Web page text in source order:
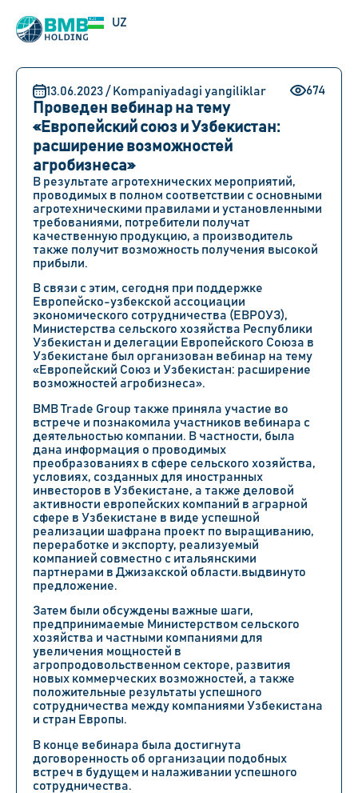
UZ
RU
13.06.2023 / Kompaniyadagi yangiliklar 674
Проведен вебинар на тему
«Европейский союз и Узбекистан:
расширение возможностей
агробизнеса»
В результате агротехнических мероприятий,
проводимых в полном соответствии с основными
агротехническими правилами и установленными
требованиями, потребители получат
качественную продукцию, а производитель
также получит возможность получения высокой
прибыли.
В связи с этим, сегодня при поддержке
Европейско-узбекской ассоциации
экономического сотрудничества (ЕВРОУЗ),
Министерства сельского хозяйства Республики
Узбекистан и делегации Европейского Союза в
Узбекистане был организован вебинар на тему
«Европейский Союз и Узбекистан: расширение
возможностей агробизнеса».
BMB Trade Group также приняла участие во
встрече и познакомила участников вебинара с
деятельностью компании. В частности, была
дана информация о проводимых
преобразованиях в сфере сельского хозяйства,
условиях, созданных для иностранных
инвесторов в Узбекистане, а также деловой
активности европейских компаний в аграрной
сфере в Узбекистане в виде успешной
реализации шафрана проект по выращиванию,
переработке и экспорту, реализуемый
компанией совместно с итальянскими
партнерами в Джизакской области.выдвинуто
предложение.
Затем были обсуждены важные шаги,
предпринимаемые Министерством сельского
хозяйства и частными компаниями для
увеличения мощностей в
агропродовольственном секторе, развития
новых коммерческих возможностей, а также
положительные результаты успешного
сотрудничества между компаниями Узбекистана
и стран Европы.
В конце вебинара была достигнута
договоренность об организации подобных
встреч в будущем и налаживании успешного
сотрудничества.